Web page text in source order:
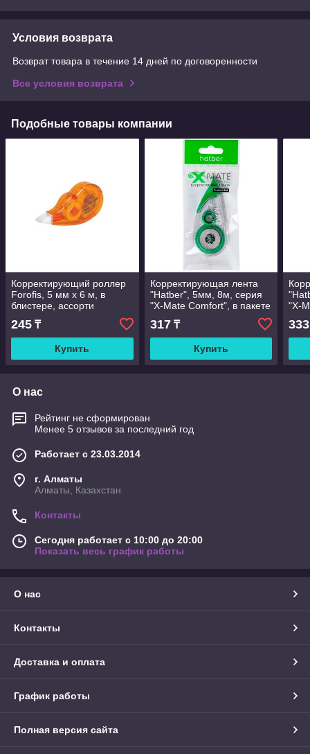
Условия возврата
Возврат товара в течение 14 дней по договоренности
Все условия возврата
Подобные товары компании
Корректирующий роллер
Forofis, 5 мм х 6 м, в
блистере, ассорти
245 ₸
Купить
Корректирующая лента
"Hatber", 5мм, 8м, серия
"X-Mate Comfort", в пакете
317₸
Купить
"X-
333
О нас
Рейтинг не сформирован
Менее 5 отзывов за последний год
Работает с 23.03.2014
г. Алматы
Алматы, Казахстан
Контакты
Сегодня работает с 10:00 до 20:00
Показать весь график работы
О нас
Контакты
Доставка и оплата
График работы
Полная версия сайта